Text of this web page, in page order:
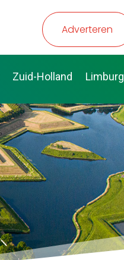
Adverteren
Zuid-Holland Limburg